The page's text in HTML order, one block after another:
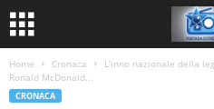
Home Cronaca
L’inno nazionale della
Ronald McDonald...
CRONACA